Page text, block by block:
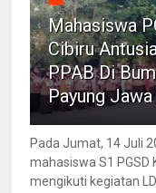
Mahasiswa
Cibiru
PPAB Di
Payung
Pada Jumat, 14 Juli
mahasiswa S1 PGSD
mengikuti kegiatan